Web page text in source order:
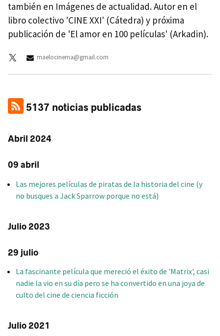
también en Imágenes de actualidad. Autor en el
libro colectivo 'CINE XXI' (Cátedra) y próxima
publicación de 'El amor en 100 películas' (Arkadin).
maelocinema@gmail.com
5137 noticias publicadas
Abril 2024
09 abril
Las mejores películas de piratas de la historia del cine (y
no busques a Jack Sparrow porque no está)
Julio 2023
29 julio
La fascinante película que mereció el éxito de 'Matrix', casi
nadie la vio en su día pero se ha convertido en una joya de
culto del cine de ciencia ficción
Julio 2021